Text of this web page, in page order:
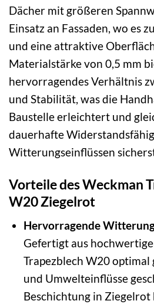
Dächer mit größeren
Einsatz an Fassaden, wo es
und eine attraktive
Materialstärke von 0,5 mm
hervorragendes Verhältnis
und Stabilität, was die
Baustelle erleichtert und
dauerhafte
Witterungseinflüssen
Vorteile des Weckman
W20 Ziegelrot
Hervorragende
Gefertigt aus
Trapezblech W20 optimal
und Umwelteinflüsse
Beschichtung in